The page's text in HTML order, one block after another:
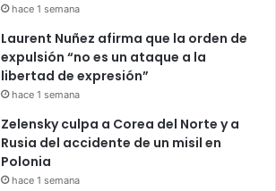
hace 1 semana
Laurent Nuñez afirma que la orden de
expulsión “no es un ataque a la
libertad de expresión”
hace 1 semana
Zelensky culpa a Corea del Norte y a
Rusia del accidente de un misil en
Polonia
hace 1 semana